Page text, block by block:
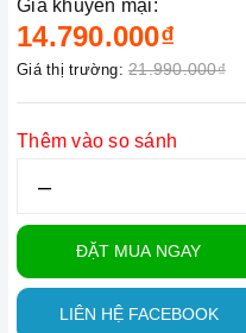
Giá khuyến mại:
14.790.000₫
Giá thị trường: 21.990.000₫
Thêm vào so sánh
–
ĐẶT MUA NGAY
LIÊN HỆ FACEBOOK